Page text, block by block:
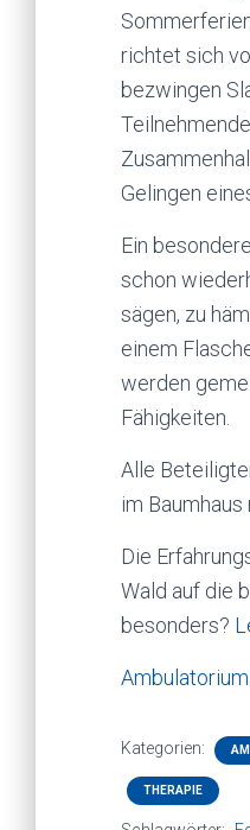
richtet sich
bezwingen
Gelingen
Ein
schon
sägen, zu
einem
werden
Fähigkeiten.
Alle
im
Die
Wald auf die
besonders?
Kategorien:
THERAPIE